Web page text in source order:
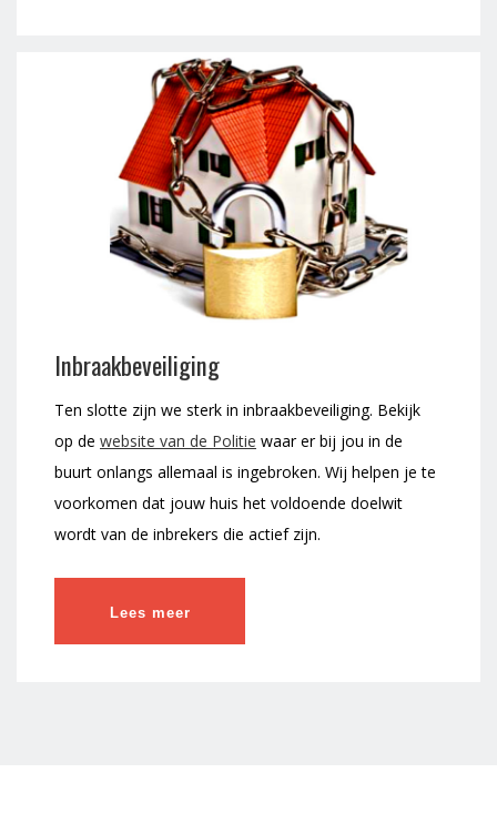
Inbraakbeveiliging
Ten slotte zijn we sterk in inbraakbeveiliging. Bekijk
op de website van de Politie waar er bij jou in de
buurt onlangs allemaal is ingebroken. Wij helpen je te
voorkomen dat jouw huis het voldoende doelwit
wordt van de inbrekers die actief zijn.
Lees meer